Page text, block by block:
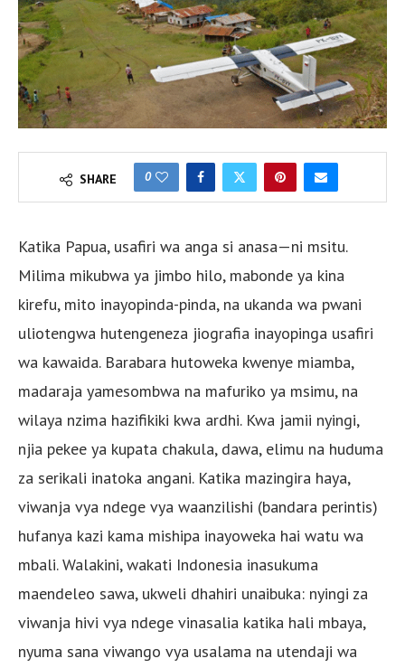
SHARE 0
Katika Papua, usafiri wa anga si anasa—ni msitu.
Milima mikubwa ya jimbo hilo, mabonde ya kina
kirefu, mito inayopinda-pinda, na ukanda wa pwani
uliotengwa hutengeneza jiografia inayopinga usafiri
wa kawaida. Barabara hutoweka kwenye miamba,
madaraja yamesombwa na mafuriko ya msimu, na
wilaya nzima hazifikiki kwa ardhi. Kwa jamii nyingi,
njia pekee ya kupata chakula, dawa, elimu na huduma
za serikali inatoka angani. Katika mazingira haya,
viwanja vya ndege vya waanzilishi (bandara perintis)
hufanya kazi kama mishipa inayoweka hai watu wa
mbali. Walakini, wakati Indonesia inasukuma
maendeleo sawa, ukweli dhahiri unaibuka: nyingi za
viwanja hivi vya ndege vinasalia katika hali mbaya,
nyuma sana viwango vya usalama na utendaji wa